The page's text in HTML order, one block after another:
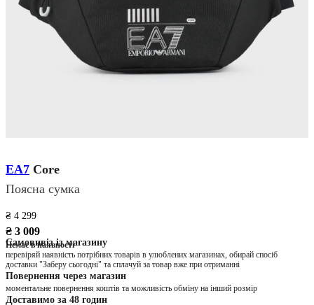
EA7 Core
Поясна сумка
₴ 4 299
₴ 3 009
Немає в наявності
Самовивіз із магазину
перевіряй наявність потрібних товарів в улюблених магазинах, обирай спосіб
доставки "Заберу сьогодні" та сплачуй за товар вже при отриманні
Повернення через магазин
моментальне повернення коштів та можливість обміну на інший розмір
Доставимо за 48 годин